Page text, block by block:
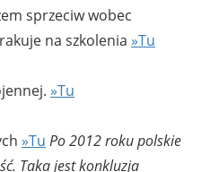
sprzeciw wobec
na szkolenia »Tu
»Tu
»Tu Po 2012 roku polskie
Taka jest konkluzja